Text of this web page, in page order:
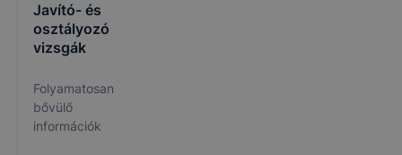
Javító- és
osztályozó
vizsgák
Folyamatosan
bővülő
információk